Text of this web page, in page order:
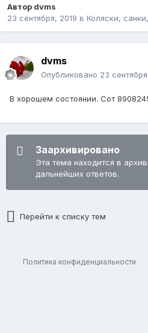
Автор dvms
23 сентября, 2019 в Коляски,
dvms
Опубликовано 23
В хорошем состоянии. Сот
Заархивировано
Эта тема находится в
дальнейших ответов.
Перейти к списку тем
Политика конфиденциальности